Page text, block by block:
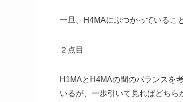
一旦、H4MAにぶつかっているこ
２点目
H1MAとH4MAの間のバランスを
いるが、一歩引いて見ればどちら